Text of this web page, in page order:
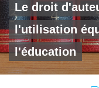
Le droit
l'utilisation
l'éducation